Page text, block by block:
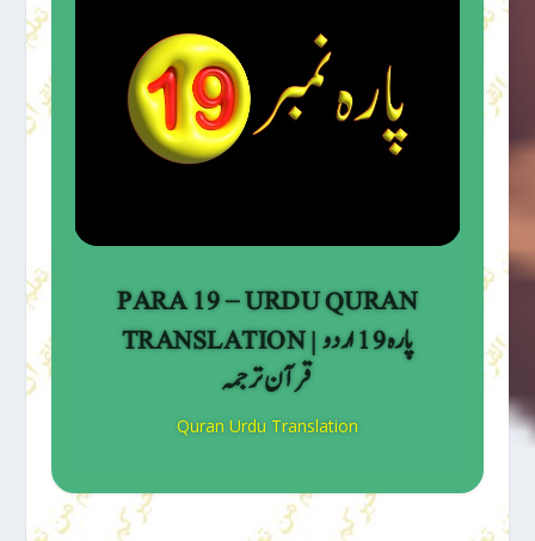
PARA 19 – URDU QURAN
TRANSLATION | پارہ 19 اردو
قرآن ترجمہ
Quran Urdu Translation